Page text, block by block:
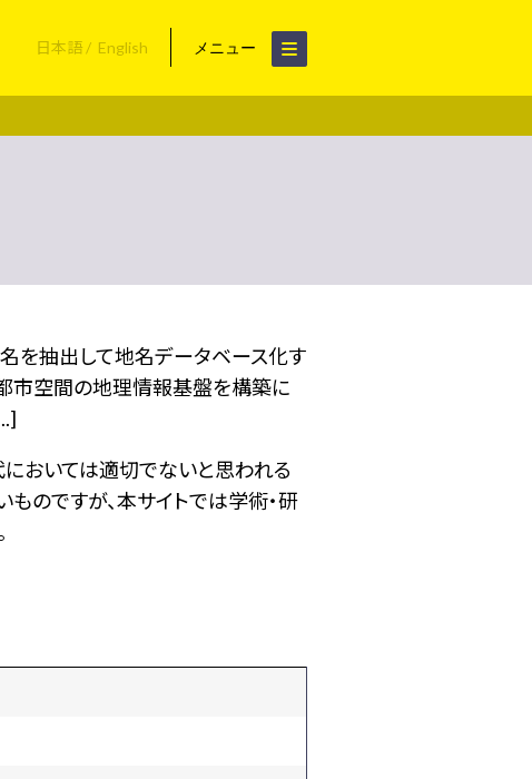
日本語 English メニュー
を抽出して地名データベース化す
市空間の地理情報基盤を構築に
..]
おいては適切でないと思われる
のですが、本サイトでは学術・研